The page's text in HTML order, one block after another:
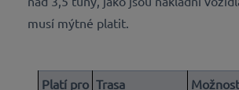
musí mýtné platit.
Platí pro Trasa